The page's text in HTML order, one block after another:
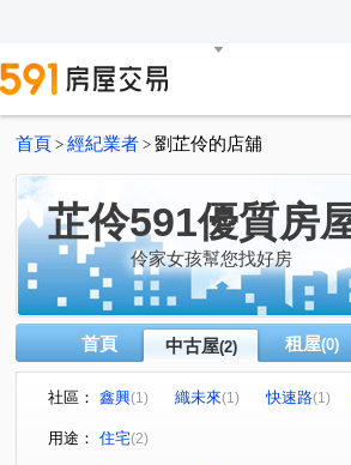
首頁 > 經紀業者 > 劉芷伶的店舖
芷伶591優質房
伶家女孩幫您找好房
首頁 中古屋(2) 租屋(0)
社區： 鑫興(1) 織未來(1) 快速路(1)
用途： 住宅(2)